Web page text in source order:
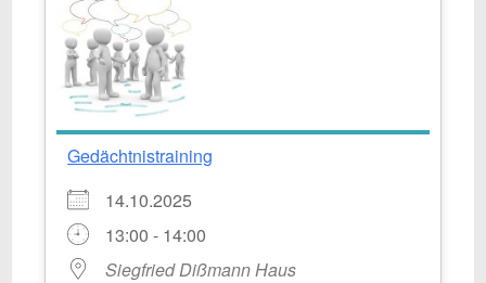
Gedächtnistraining
14.10.2025
13:00 - 14:00
Siegfried Dißmann Haus